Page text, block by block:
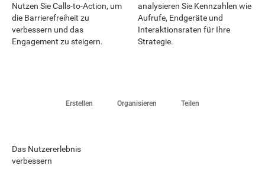
Nutzen Sie Calls-to-Action, um
die Barrierefreiheit zu
verbessern und das
Engagement zu steigern.
analysieren Sie Kennzahlen wie
Aufrufe, Endgeräte und
Interaktionsraten für Ihre
Strategie.
Erstellen Organisieren Teilen
Das Nutzererlebnis
verbessern